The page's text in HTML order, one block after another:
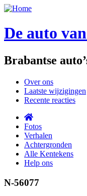
Overslaan
naar
de
De auto
Brabantse
top
Over ons
Laatste wijzigingen
Recente reacties
Home
Fotos
Verhalen
Achtergronden
Alle Kentekens
Help ons
N-56077